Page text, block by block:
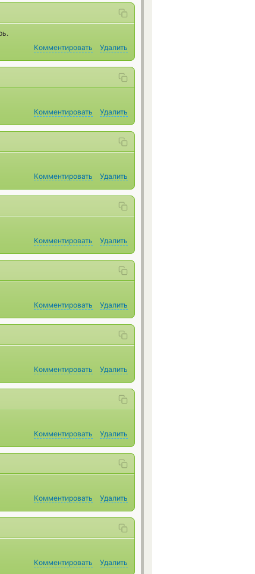
Комментировать
Удалить
Комментировать
Удалить
Комментировать
Удалить
Комментировать
Удалить
Комментировать
Удалить
Комментировать
Удалить
Комментировать
Удалить
Комментировать
Удалить
Комментировать
Удалить